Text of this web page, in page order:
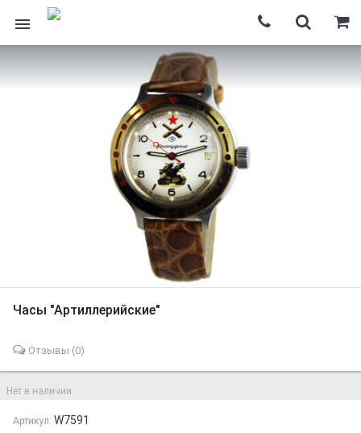
Часы "Артиллерийские"
Отзывы (0)
Нет в наличии
Артикул: W7591